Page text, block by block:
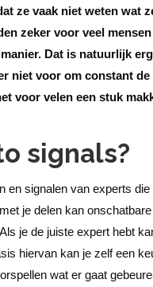
ze vaak niet weten wat
zeker voor veel
Dat is natuurlijk
niet voor om constant
voor velen een stuk
signals?
en signalen van experts
je delen kan
je de juiste expert hebt
hiervan kan je zelf een
wat er gaat